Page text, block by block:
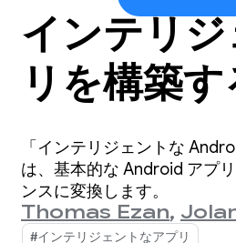
インテリ
リを構築
リッド推論
「インテリジェントな
は、基本的な Android アプ
ンスに変換します。
Thomas Ezan,
#インテリジェントなアプリ